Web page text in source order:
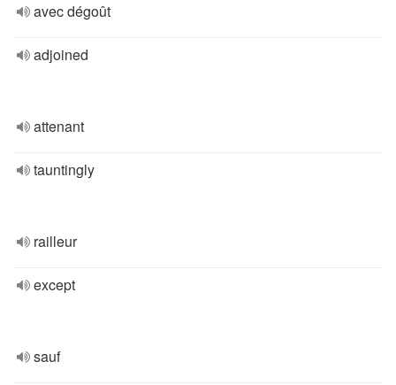
avec dégoût
adjoined
attenant
tauntingly
railleur
except
sauf